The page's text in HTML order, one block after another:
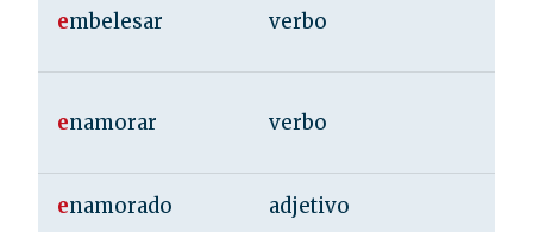
embelesar verbo
enamorar verbo
enamorado adjetivo